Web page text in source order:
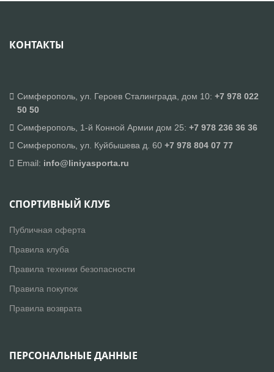
КОНТАКТЫ
Симферополь, ул. Героев Сталинграда, дом 10: +7 978 022
50 50
Симферополь, 1-й Конной Армии дом 25: +7 978 236 36 36
Симферополь, ул. Куйбышева д. 60 +7 978 804 07 77
Email: info@liniyasporta.ru
СПОРТИВНЫЙ КЛУБ
Публичная оферта
Правила клуба
Правила техники безопасности
Правила покупок
Правила возврата
ПЕРСОНАЛЬНЫЕ ДАННЫЕ